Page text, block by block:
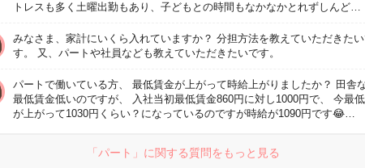
トレスも多く土曜出勤もあり、子どもとの時間もなかなかとれずしんど…
みなさま、家計にいくら入れていますか？ 分担方法を教えていただきた
す。 又、パートや社員なども教えていただきたいです。
パートで働いている方、 最低賃金が上がって時給上がりましたか？ 田舎
最低賃金低いのですが、 入社当初最低賃金860円に対し1000円で、 今最
が上がって1030円くらい？になっているのですが時給が1090円です😂…
「パート」に関する質問をもっと見る